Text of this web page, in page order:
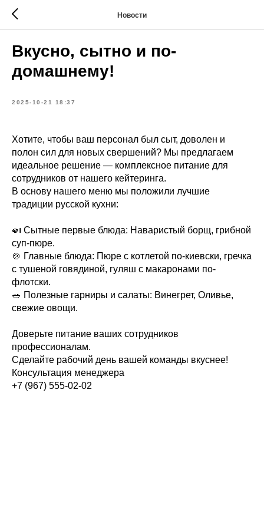
Новости
Вкусно, сытно и по-
домашнему!
2025-10-21 18:37
Хотите, чтобы ваш персонал был сыт, доволен и
полон сил для новых свершений? Мы предлагаем
идеальное решение — комплексное питание для
сотрудников от нашего кейтеринга.
В основу нашего меню мы положили лучшие
традиции русской кухни:
🍛 Сытные первые блюда: Наваристый борщ, грибной
суп-пюре.
🍲 Главные блюда: Пюре с котлетой по-киевски, гречка
с тушеной говядиной, гуляш с макаронами по-
флотски.
🥗 Полезные гарниры и салаты: Винегрет, Оливье,
свежие овощи.
Доверьте питание ваших сотрудников
профессионалам.
Сделайте рабочий день вашей команды вкуснее!
Консультация менеджера
+7 (967) 555-02-02